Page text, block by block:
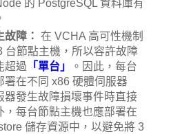
的 PostgreSQL 資料庫有
障： 在 VCHA 高可性機制
台節點主機，所以容許故障
超過 「單台」
。因此，每台
署在不同 x86 硬體伺服器
器發生故障損壞事件時直接
，每台節點主機也應部署在
儲存資源中，以避免將 3